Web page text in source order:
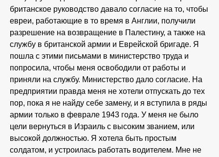
британское руководство давало согласие на то, чтобы
евреи, работающие в то время в Англии, получили
разрешение на возвращение в Палестину, а также на
службу в британской армии и Еврейской бригаде. Я
пошла с этими письмами в министерство труда и
попросила, чтобы меня освободили от работы и
приняли на службу. Министерство дало согласие. На
предприятии правда меня не хотели отпускать до тех
пор, пока я не найду себе замену, и я вступила в ряды
армии только в феврале 1943 года. У меня не было
цели вернуться в Израиль с высоким званием, или
высокой должностью. Я хотела быть простым
солдатом, и устроилась работать водителем. Мне не